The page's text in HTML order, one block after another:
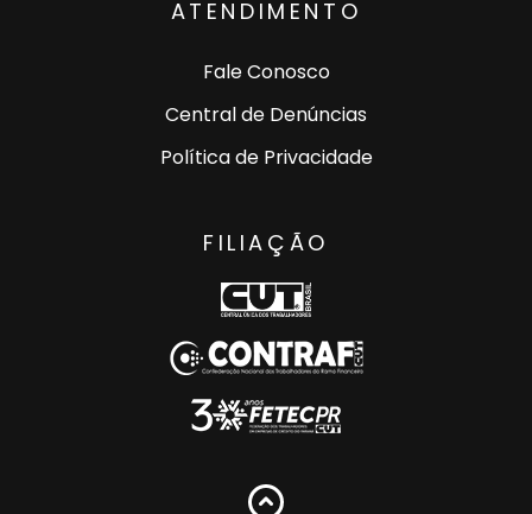
ATENDIMENTO
Fale Conosco
Central de Denúncias
Política de Privacidade
FILIAÇÃO